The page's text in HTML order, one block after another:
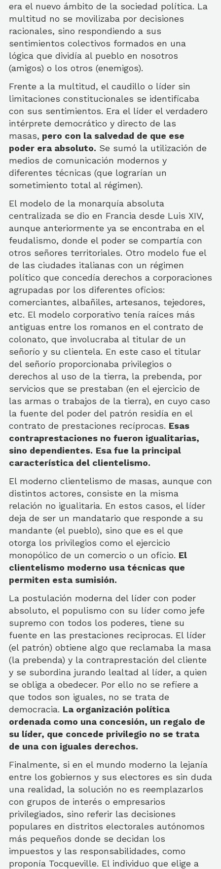
era el nuevo ámbito de la sociedad política. La
multitud no se movilizaba por decisiones
racionales, sino respondiendo a sus
sentimientos colectivos formados en una
lógica que dividía al pueblo en nosotros
(amigos) o los otros (enemigos).
Frente a la multitud, el caudillo o líder sin
limitaciones constitucionales se identificaba
con sus sentimientos. Era el líder el verdadero
intérprete democrático y directo de las
masas, pero con la salvedad de que ese
poder era absoluto. Se sumó la utilización de
medios de comunicación modernos y
diferentes técnicas (que lograrían un
sometimiento total al régimen).
El modelo de la monarquía absoluta
centralizada se dio en Francia desde Luis XIV,
aunque anteriormente ya se encontraba en el
feudalismo, donde el poder se compartía con
otros señores territoriales. Otro modelo fue el
de las ciudades italianas con un régimen
político que concedía derechos a corporaciones
agrupadas por los diferentes oficios:
comerciantes, albañiles, artesanos, tejedores,
etc. El modelo corporativo tenía raíces más
antiguas entre los romanos en el contrato de
colonato, que involucraba al titular de un
señorío y su clientela. En este caso el titular
del señorío proporcionaba privilegios o
derechos al uso de la tierra, la prebenda, por
servicios que se prestaban (en el ejercicio de
las armas o trabajos de la tierra), en cuyo caso
la fuente del poder del patrón residía en el
contrato de prestaciones recíprocas. Esas
contraprestaciones no fueron igualitarias,
sino dependientes. Esa fue la principal
característica del clientelismo.
El moderno clientelismo de masas, aunque con
distintos actores, consiste en la misma
relación no igualitaria. En estos casos, el líder
deja de ser un mandatario que responde a su
mandante (el pueblo), sino que es el que
otorga los privilegios como el ejercicio
monopólico de un comercio o un oficio. El
clientelismo moderno usa técnicas que
permiten esta sumisión.
La postulación moderna del líder con poder
absoluto, el populismo con su líder como jefe
supremo con todos los poderes, tiene su
fuente en las prestaciones reciprocas. El líder
(el patrón) obtiene algo que reclamaba la masa
(la prebenda) y la contraprestación del cliente
y se subordina jurando lealtad al líder, a quien
se obliga a obedecer. Por ello no se refiere a
que todos son iguales, no se trata de
democracia. La organización política
ordenada como una concesión, un regalo de
su líder, que concede privilegio no se trata
de una con iguales derechos.
Finalmente, si en el mundo moderno la lejanía
entre los gobiernos y sus electores es sin duda
una realidad, la solución no es reemplazarlos
con grupos de interés o empresarios
privilegiados, sino referir las decisiones
populares en distritos electorales autónomos
más pequeños donde se decidan los
impuestos y las responsabilidades, como
proponía Tocqueville. El individuo que elige a